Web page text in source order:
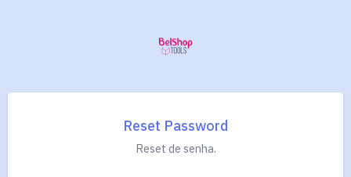
Reset Password
Reset de senha.